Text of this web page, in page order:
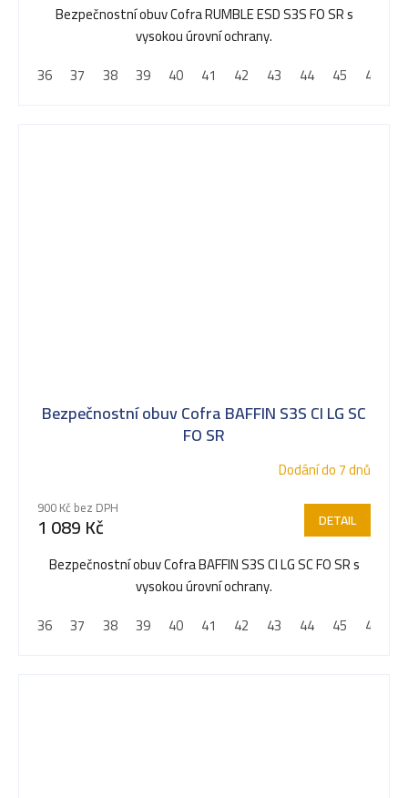
Bezpečnostní obuv Cofra RUMBLE ESD S3S FO SR s
vysokou úrovní ochrany.
36
37 38 39 40 41 42 43 44 45 46
Bezpečnostní obuv Cofra BAFFIN S3S CI LG SC
FO SR
Dodání do 7 dnů
900 Kč bez DPH
1 089 Kč DETAIL
Bezpečnostní obuv Cofra BAFFIN S3S CI LG SC FO SR s
vysokou úrovní ochrany.
36
37 38 39 40 41 42 43 44 45 46